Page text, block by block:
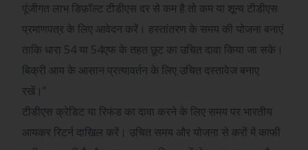
पूंजीगत लाभ डिफ़ॉल्ट टीडीएस दर से कम है तो कम या शून्य टीडीएस
प्रमाणपत्र के लिए आवेदन करें। हस्तांतरण के समय की योजना बनाएं
ताकि धारा 54 या 54एफ के तहत छूट का उचित दावा किया जा सके।
बिक्री आय के आसान प्रत्यावर्तन के लिए उचित दस्तावेज बनाए
रखें।”
टीडीएस क्रेडिट या रिफंड का दावा करने के लिए समय पर भारतीय
आयकर रिटर्न दाखिल करें। उचित समय और योजना से करों में काफी